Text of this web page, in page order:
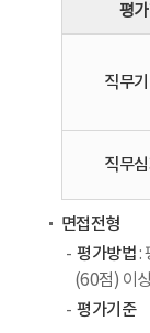
평
직무
직무
면접전형
평가방법:
(60점) 이
평가기준